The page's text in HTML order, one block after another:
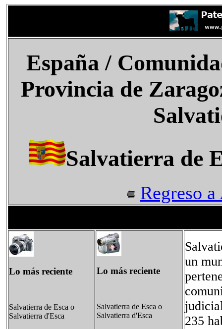
España /
Provincia de
Salvatierra de
Regreso
Lo más reciente
Salvatierra de Esca o
Salvatierra d'Esca
Lo más reciente
Salvatierra de Esca o
Salvatierra d'Esca
un
235